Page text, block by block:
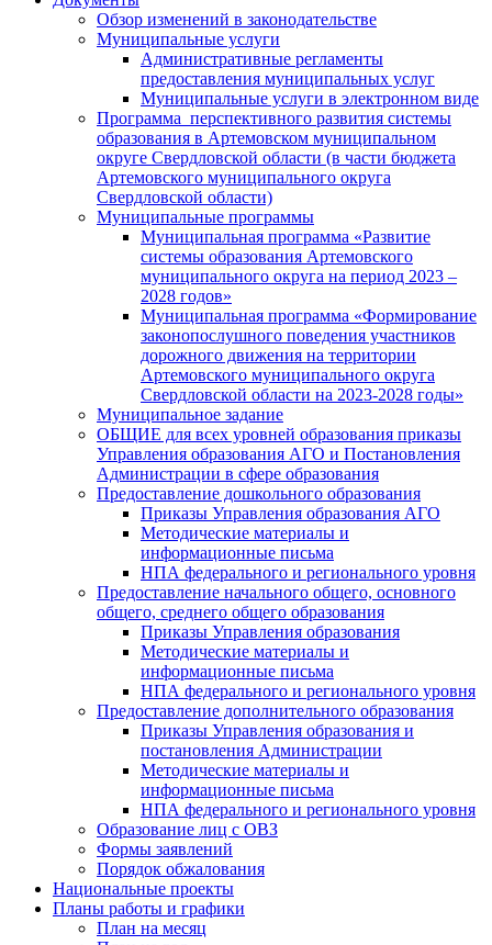
Обзор изменений в законодательстве
Муниципальные услуги
Административные регламенты
предоставления муниципальных услуг
Муниципальные услуги в электронном виде
Программа перспективного развития системы
образования в Артемовском муниципальном
округе Свердловской области (в части бюджета
Артемовского муниципального округа
Свердловской области)
Муниципальные программы
Муниципальная программа «Развитие
системы образования Артемовского
муниципального округа на период 2023 –
2028 годов»
Муниципальная программа «Формирование
законопослушного поведения участников
дорожного движения на территории
Артемовского муниципального округа
Свердловской области на 2023-2028 годы»
Муниципальное задание
ОБЩИЕ для всех уровней образования приказы
Управления образования АГО и Постановления
Администрации в сфере образования
Предоставление дошкольного образования
Приказы Управления образования АГО
Методические материалы и
информационные письма
НПА федерального и регионального уровня
Предоставление начального общего, основного
общего, среднего общего образования
Приказы Управления образования
Методические материалы и
информационные письма
НПА федерального и регионального уровня
Предоставление дополнительного образования
Приказы Управления образования и
постановления Администрации
Методические материалы и
информационные письма
НПА федерального и регионального уровня
Образование лиц с ОВЗ
Формы заявлений
Порядок обжалования
Национальные проекты
Планы работы и графики
План на месяц